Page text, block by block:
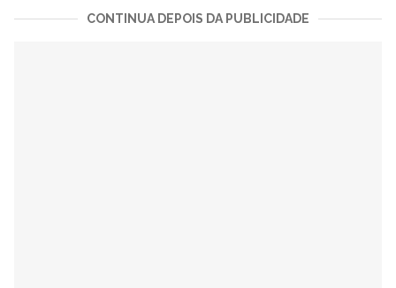
CONTINUA DEPOIS DA PUBLICIDADE